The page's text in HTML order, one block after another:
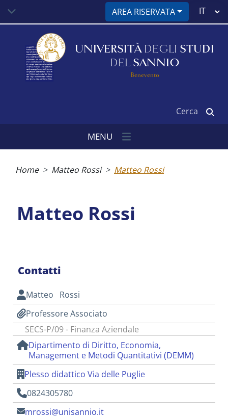
contenuto
AREA RISERVATA
Select
UNIVERSITÀ DEGLI STUDI
DEL SANNIO
Benevento
MENU
Home Matteo Rossi Matteo Rossi
Matteo Rossi
Contatti
Matteo Rossi
Professore Associato
SECS-P/09 - Finanza Aziendale
Dipartimento di Diritto, Economia,
Management e Metodi Quantitativi (DEMM)
Plesso didattico Via delle Puglie
0824305780
mrossi@unisannio.it